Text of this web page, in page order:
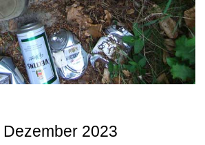
Dezember 2023